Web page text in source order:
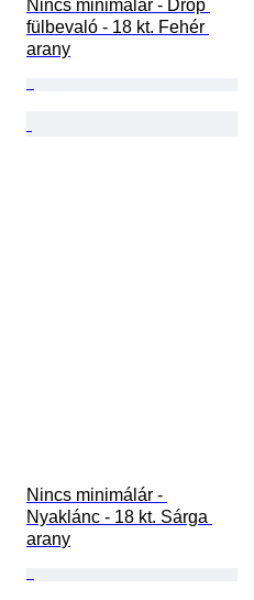
Nincs minimálár - Drop
fülbevaló - 18 kt. Fehér
arany
Nincs minimálár -
Nyaklánc - 18 kt. Sárga
arany